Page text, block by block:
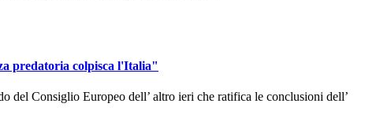
predatoria colpisca l'Italia"
del Consiglio Europeo dell’ altro ieri che ratifica le conclusioni dell’